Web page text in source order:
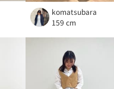
komatsubara
159 cm